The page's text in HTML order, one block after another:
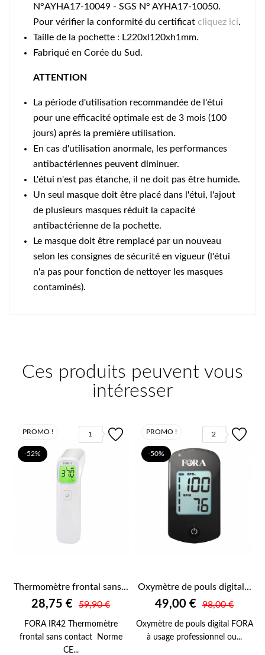
N°AYHA17-10049 - SGS N° AYHA17-10050.
Pour vérifier la conformité du certificat cliquez ici.
Taille de la pochette : L220xl120xh1mm.
Fabriqué en Corée du Sud.
ATTENTION
La période d'utilisation recommandée de l'étui
pour une efficacité optimale est de 3 mois (100
jours) après la première utilisation.
En cas d'utilisation anormale, les performances
antibactériennes peuvent diminuer.
L'étui n'est pas étanche, il ne doit pas être humide.
Un seul masque doit être placé dans l'étui, l'ajout
de plusieurs masques réduit la capacité
antibactérienne de la pochette.
Le masque doit être remplacé par un nouveau
selon les consignes de sécurité en vigueur (l'étui
n'a pas pour fonction de nettoyer les masques
contaminés).
Ces produits peuvent vous
intéresser
1
PROMO !
-52%
Thermomètre frontal sans...
28,75 € 59,90 €
FORA IR42 Thermomètre
frontal sans contact Norme
CE...
2
PROMO !
-50%
Oxymètre de pouls digital...
49,00 € 98,00 €
Oxymètre de pouls digital FORA
à usage professionnel ou...